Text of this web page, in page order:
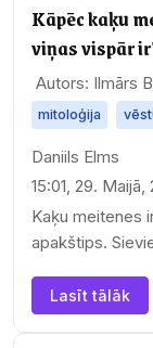
Kāpēc kaķu
viņas vispār
Autors: Ilmārs
mitoloģija
Daniils Elms
15:01, 29. Maijā,
Kaķu meitenes
apakštips.
Lasīt tālāk